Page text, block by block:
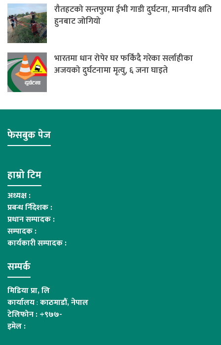
रौतहटको सन्तपुरमा ईभी गाडी दुर्घटना, मानवीय क्षति
हुनबाट जोगियो
भारतमा धान रोपेर घर फर्किंदै गरेका सर्लाहीका
अजयको दुर्घटनामा मृत्यु, ६ जना घाइते
फेसबुक पेज
हाम्रो टिम
अध्यक्ष :
प्रबन्ध र्निदेशक :
प्रधान सम्पादक :
सम्पादक :
कार्यकारी सम्पादक :
सम्पर्क
मिडिया प्रा, लि
कार्यालय:काठमाडौं, नेपाल
टेलिफोन : +९७७-
इमेल :